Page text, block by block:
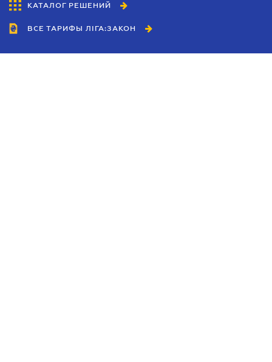
КАТАЛОГ РЕШЕНИЙ
ВСЕ ТАРИФЫ ЛІГА:ЗАКОН